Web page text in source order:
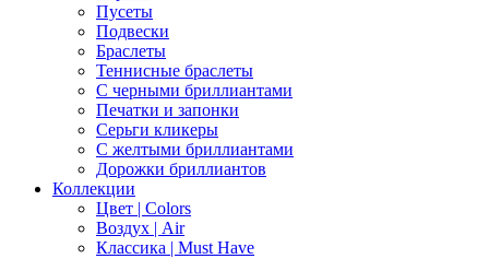
Пусеты
Подвески
Браслеты
Теннисные браслеты
C черными бриллиантами
Печатки и запонки
Серьги кликеры
С желтыми бриллиантами
Дорожки бриллиантов
Коллекции
Цвет | Colors
Воздух | Air
Классика | Must Have